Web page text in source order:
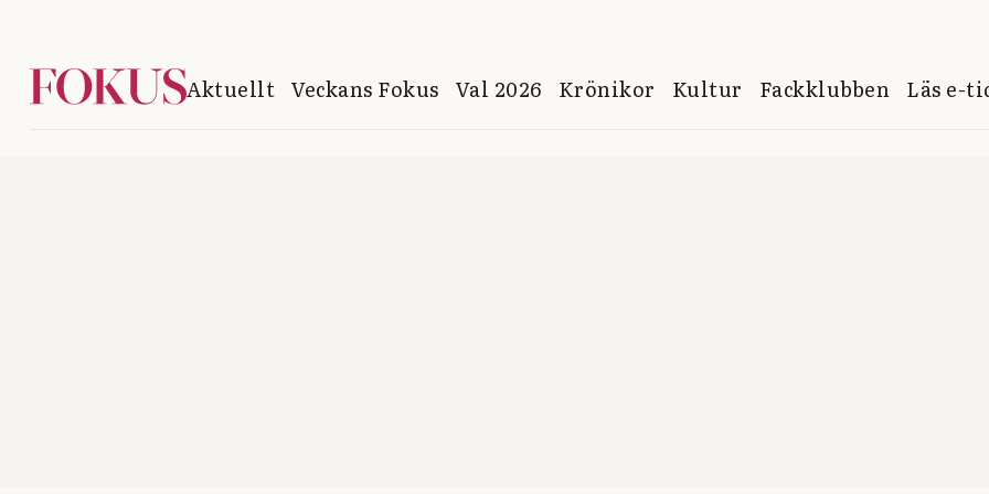
Aktuellt Veckans Fokus Val 2026 Krönikor Kultur Fackklubben Läs e-